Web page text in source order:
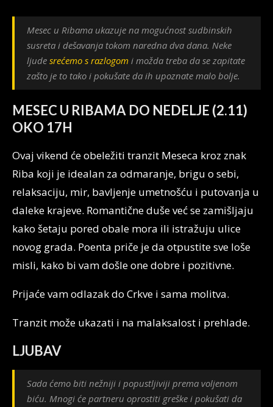
Mesec u Ribama ukazuje na mogućnost sudbinskih
susreta i dešavanja tokom naredna dva dana. Neke
ljude srećemo s razlogom i možda treba da se zapitate
zašto je to tako i pokušate da ih upoznate malo bolje.
MESEC U RIBAMA DO NEDELJE (2.11)
OKO 17H
Ovaj vikend će obeležiti tranzit Meseca kroz znak
Riba koji je idealan za odmaranje, brigu o sebi,
relaksaciju, mir, bavljenje umetnošću i putovanja u
daleke krajeve. Romantične duše već se zamišljaju
kako šetaju pored obale mora ili istražuju ulice
novog grada. Poenta priče je da otpustite sve loše
misli, kako bi vam došle one dobre i pozitivne.
Prijaće vam odlazak do Crkve i sama molitva.
Tranzit može ukazati i na malaksalost i prehlade.
LJUBAV
Sada ćemo biti nežniji i popustljiviji prema voljenom
biću. Mnogi će partneru oprostiti greške i pokušati da